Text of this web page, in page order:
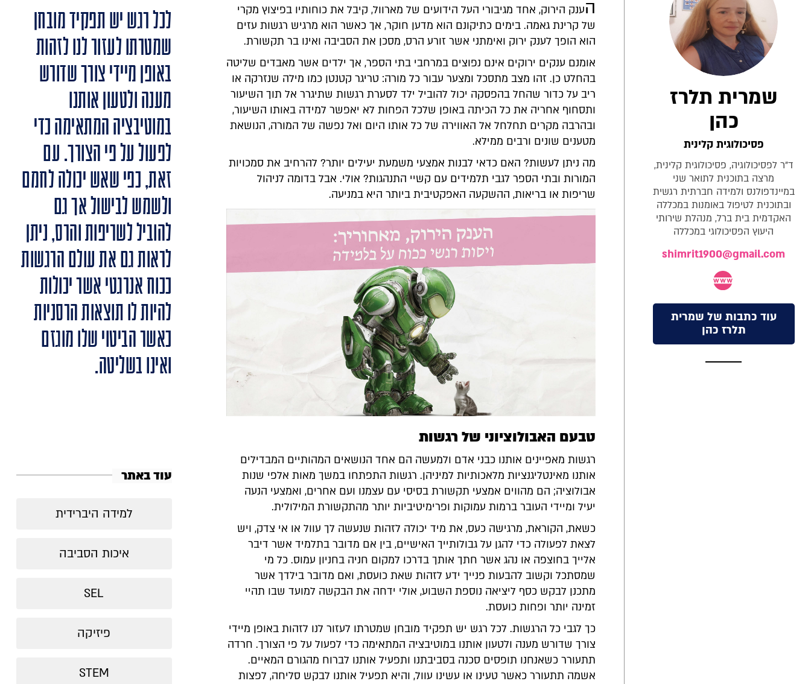
הענק הירוק, אחד מגיבורי העל הידועים של מארוול, קיבל את כוחותיו בפיצוץ מקרי
של קרינת גאמה. בימים כתיקונם הוא מדען חוקר, אך כאשר הוא מרגיש רגשות עזים
הוא הופך לענק ירוק ואימתני אשר זורע הרס, מסכן את הסביבה ואינו בר תקשורת.
אומנם ענקים ירוקים אינם נפוצים במרחבי בתי הספר, אך ילדים אשר מאבדים שליטה
בהחלט כן. זהו מצב מתסכל ומצער עבור כל מורה: טריגר קטנטן כמו מילה שנזרקה או
ריב על כדור שהחל בהפסקה יכול להוביל ילד לסערת רגשות שתיגרר אל תוך השיעור
ותסחוף אחריה את כל הכיתה באופן שלכל הפחות לא יאפשר למידה באותו השיעור,
ובהרבה מקרים תחלחל אל האווירה של כל אותו היום ואל נפשה של המורה, הנושאת
מטענים שונים ורבים ממילא.
מה ניתן לעשות? האם כדאי לבנות אמצעי משמעת יעילים יותר? להרחיב את סמכויות
המורות ובתי הספר לגבי תלמידים עם קשיי התנהגות? אולי. אבל בדומה לניהול
שריפות או בריאות, ההשקעה האפקטיבית ביותר היא במניעה.
טבעם האבולוציוני של רגשות
רגשות מאפיינים אותנו כבני אדם ולמעשה הם אחד הנושאים המהותיים המבדילים
אותנו מאינטליגנציות מלאכותיות למיניהן. רגשות התפתחו במשך מאות אלפי שנות
אבולוציה; הם מהווים אמצעי תקשורת בסיסי עם עצמנו ועם אחרים, ואמצעי הנעה
יעיל ומיידי העובר ברמות עמוקות ופרימיטיביות יותר מהתקשורת המילולית.
כשאת, הקוראת, מרגישה כעס, את מיד יכולה לזהות שנעשה לך עוול או אי צדק, ויש
לצאת לפעולה כדי להגן על גבולותייך האישיים, בין אם מדובר בתלמיד אשר דיבר
אלייך בחוצפה או נהג אשר חתך אותך בדרכו למקום חניה בחניון עמוס. כל מי
שמסתכל וקשוב להבעות פנייך ידע לזהות שאת כועסת, ואם מדובר בילדך אשר
מתכנן לבקש כסף ליציאה נוספת השבוע, אולי ידחה את הבקשה למועד שבו תהיי
זמינה יותר ופחות כועסת.
כך לגבי כל הרגשות. לכל רגש יש תפקיד מובחן שמטרתו לעזור לנו לזהות באופן מיידי
צורך שדורש מענה ולטעון אותנו במוטיבציה המתאימה כדי לפעול על פי הצורך. חרדה
תתעורר כשאנחנו תופסים סכנה בסביבתנו ותפעיל אותנו לברוח מהגורם המאיים.
אשמה תתעורר כאשר טעינו או עשינו עוול, והיא תפעיל אותנו לבקש סליחה, לפצות
שמרית תלרז
כהן
פסיכולוגית קלינית
ד"ר לפסיכולוגיה, פסיכולוגית קלינית,
מרצה בתוכנית לתואר שני
במיינדפולנס ולמידה חברתית רגשית
ובתוכנית לטיפול באומנות במכללה
האקדמית בית ברל, מנהלת שירותי
היעוץ הפסיכולוגי במכללה
shimrit1900@gmail.com
עוד כתבות של שמרית
תלרז כהן
לכל רגש יש תפקיד מובחן
שמטרתו לעזור לנו לזהות
באופן מיידי צורך שדורש
מענה ולטעון אותנו
במוטיבציה המתאימה כדי
לפעול על פי הצורך. עם
זאת, כפי שאש יכולה לחמם
ולשמש לבישול אך גם
להוביל לשריפות והרס, ניתן
לראות גם את עולם הרגשות
ככוח אנרגטי אשר יכולות
להיות לו תוצאות הרסניות
כאשר הביטוי שלו מוגזם
ואינו בשליטה.
עוד באתר
למידה היברידית
איכות הסביבה
SEL
פיזיקה
STEM